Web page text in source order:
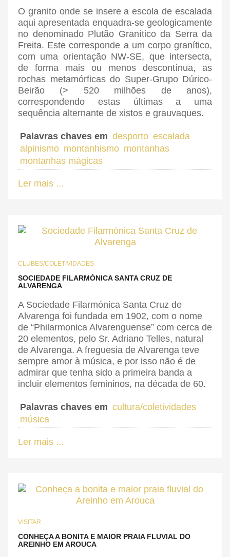
O granito onde se insere a escola de escalada
aqui apresentada enquadra-se geologicamente
no denominado Plutão Granítico da Serra da
Freita. Este corresponde a um corpo granítico,
com uma orientação NW-SE, que intersecta,
de forma mais ou menos descontínua, as
rochas metamórficas do Super-Grupo Dúrico-
Beirão (> 520 milhões de anos),
correspondendo estas últimas a uma
sequência alternante de xistos e grauvaques.
Palavras chaves em desporto escalada
alpinismo montanhismo montanhas
montanhas mágicas
Ler mais ...
CLUBES/COLETIVIDADES
SOCIEDADE FILARMÓNICA SANTA CRUZ DE
ALVARENGA
A Sociedade Filarmónica Santa Cruz de
Alvarenga foi fundada em 1902, com o nome
de “Philarmonica Alvarenguense” com cerca de
20 elementos, pelo Sr. Adriano Telles, natural
de Alvarenga. A freguesia de Alvarenga teve
sempre amor à música, e por isso não é de
admirar que tenha sido a primeira banda a
incluir elementos femininos, na década de 60.
Palavras chaves em cultura/coletividades
música
Ler mais ...
VISITAR
CONHEÇA A BONITA E MAIOR PRAIA FLUVIAL DO
AREINHO EM AROUCA